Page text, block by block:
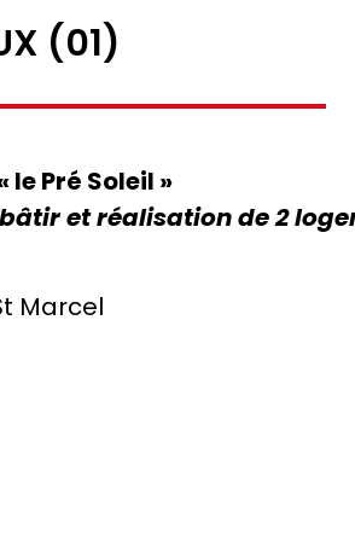
(01)
le Pré Soleil »
et réalisation de 2
Marcel